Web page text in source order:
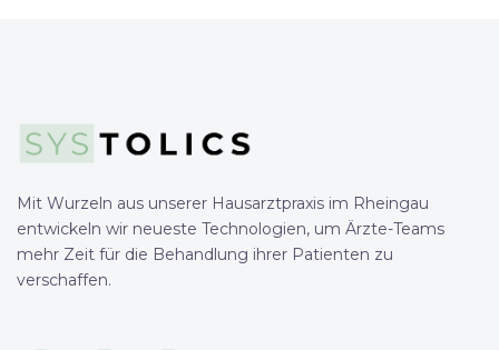
Mit Wurzeln aus unserer Hausarztpraxis im Rheingau
entwickeln wir neueste Technologien, um Ärzte-Teams
mehr Zeit für die Behandlung ihrer Patienten zu
verschaffen.